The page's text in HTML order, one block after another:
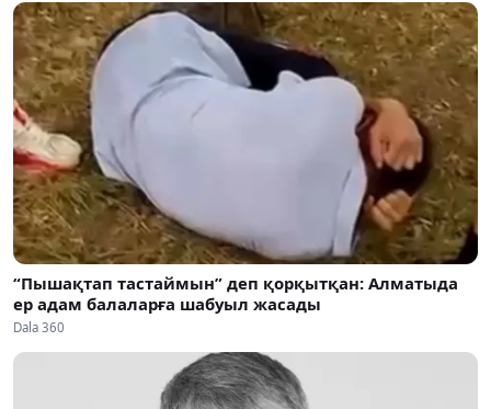
“Пышақтап тастаймын” деп қорқытқан: Алматыда
ер адам балаларға шабуыл жасады
Dala 360